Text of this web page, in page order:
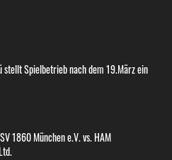
stellt Spielbetrieb nach dem 19.März ein
1860 München e.V. vs. HAM